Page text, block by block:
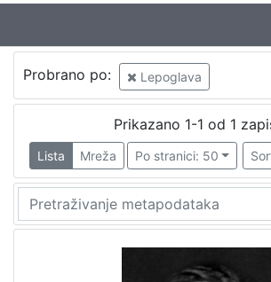
Probrano po: Lepoglava
Prikazano 1-1 od 1
Lista Mreža Po stranici: 50